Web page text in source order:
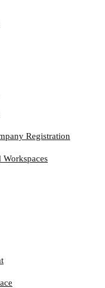
Registration
Workspaces